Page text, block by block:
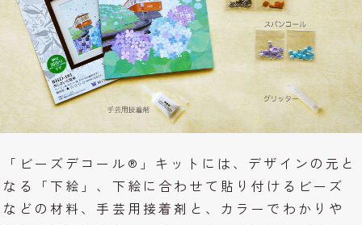
「ビーズデコール®」キットには、デザインの元と
なる「下絵」、下絵に合わせて貼り付けるビーズ
などの材料、手芸用接着剤と、カラーでわかりや